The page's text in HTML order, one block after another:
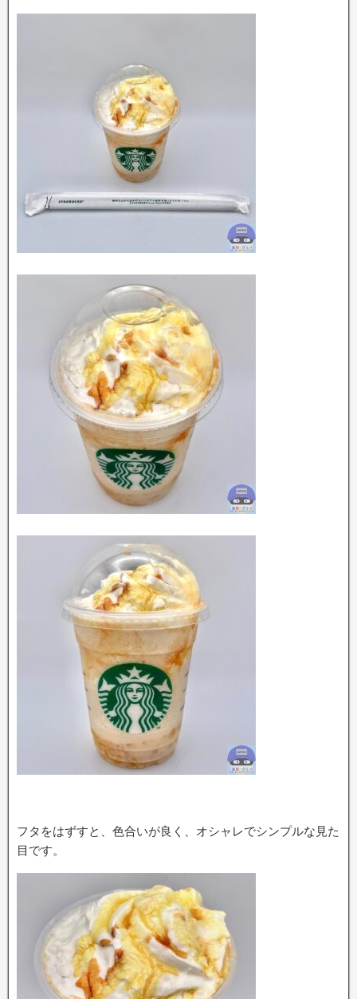
フタをはずすと、色合いが良く、オシャレでシンプルな見た
目です。